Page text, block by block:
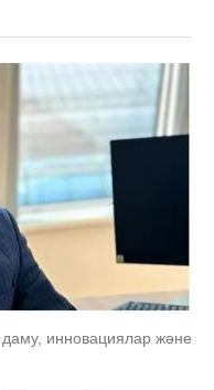
инновациялар және